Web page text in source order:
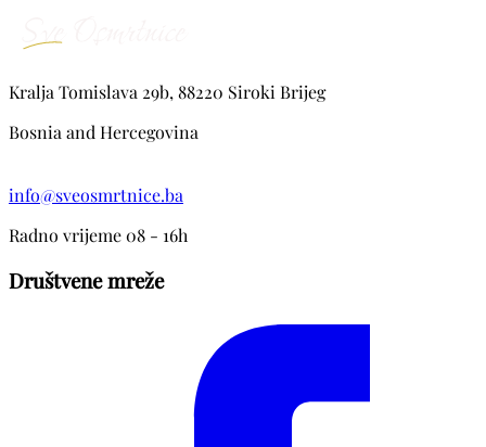
Kralja Tomislava 29b, 88220 Siroki Brijeg
Bosnia and Hercegovina
info@sveosmrtnice.ba
Radno vrijeme 08 - 16h
Društvene mreže